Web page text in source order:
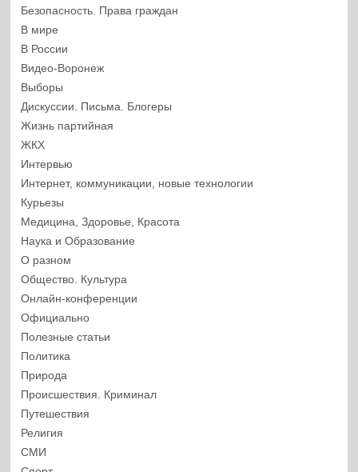
Безопасность. Права граждан
В мире
В России
Видео-Воронеж
Выборы
Дискуссии. Письма. Блогеры
Жизнь партийная
ЖКХ
Интервью
Интернет, коммуникации, новые технологии
Курьезы
Медицина, Здоровье, Красота
Наука и Образование
О разном
Общество. Культура
Онлайн-конференции
Официально
Полезные статьи
Политика
Природа
Происшествия. Криминал
Путешествия
Религия
СМИ